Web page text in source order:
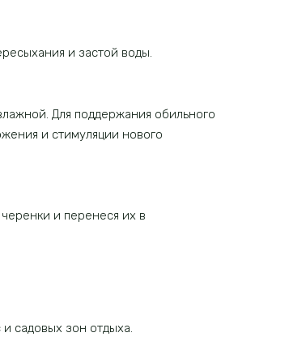
и застой воды.
Для поддержания обильного
и стимуляции нового
и перенеся их в
садовых зон отдыха.